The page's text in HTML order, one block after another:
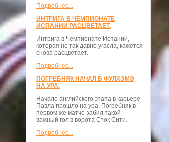
Подробнее...
ИНТРИГА В ЧЕМПИОНАТЕ
ИСПАНИИ РАСЦВЕТАЕТ.
Интрига в Чемпионате Испании,
которая не так давно угасла, кажется
снова расцветает.
Подробнее...
ПОГРЕБНЯК НАЧАЛ В ФУЛХЭМЭ
НА УРА.
Начало английского этапа в карьере
Павла прошло на ура. Погребняк в
первом же матче забил такой
важный гол в ворота Сток Сити.
Подробнее...